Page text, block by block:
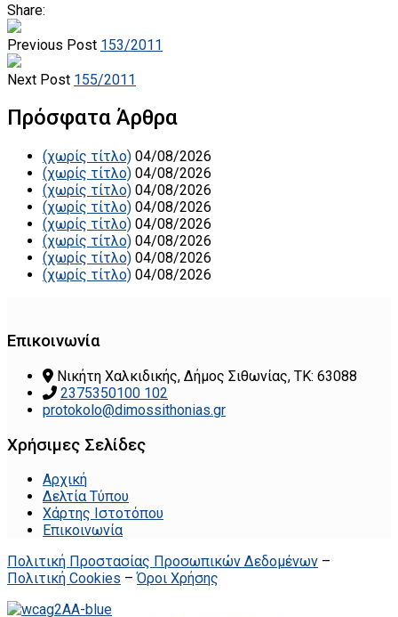
Share:
Previous Post 153/2011
Next Post 155/2011
Πρόσφατα Άρθρα
(χωρίς τίτλο) 04/08/2026
(χωρίς τίτλο) 04/08/2026
(χωρίς τίτλο) 04/08/2026
(χωρίς τίτλο) 04/08/2026
(χωρίς τίτλο) 04/08/2026
(χωρίς τίτλο) 04/08/2026
(χωρίς τίτλο) 04/08/2026
(χωρίς τίτλο) 04/08/2026
Επικοινωνία
Νικήτη Χαλκιδικής, Δήμος Σιθωνίας, ΤΚ: 63088
2375350100 102
protokolo@dimossithonias.gr
Χρήσιμες Σελίδες
Αρχική
Δελτία Τύπου
Χάρτης Ιστοτόπου
Επικοινωνία
Πολιτική Προστασίας Προσωπικών Δεδομένων –
Πολιτική Cookies –Όροι Χρήσης